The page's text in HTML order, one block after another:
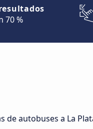
70 %
de autobuses a La